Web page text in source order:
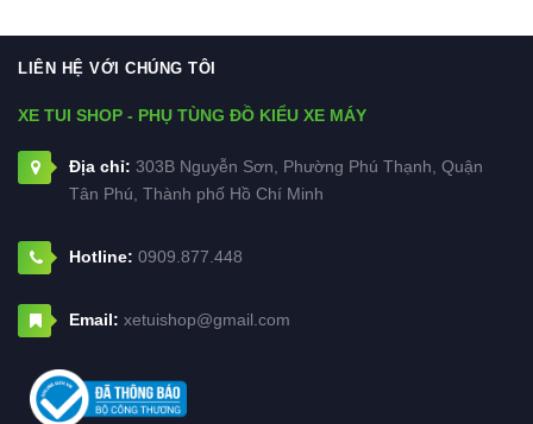
LIÊN HỆ VỚI CHÚNG TÔI
XE TUI SHOP - PHỤ TÙNG ĐỒ KIỂU XE MÁY
Địa chỉ: 303B Nguyễn Sơn, Phường Phú Thạnh, Quận
Tân Phú, Thành phố Hồ Chí Minh
Hotline: 0909.877.448
Email: xetuishop@gmail.com